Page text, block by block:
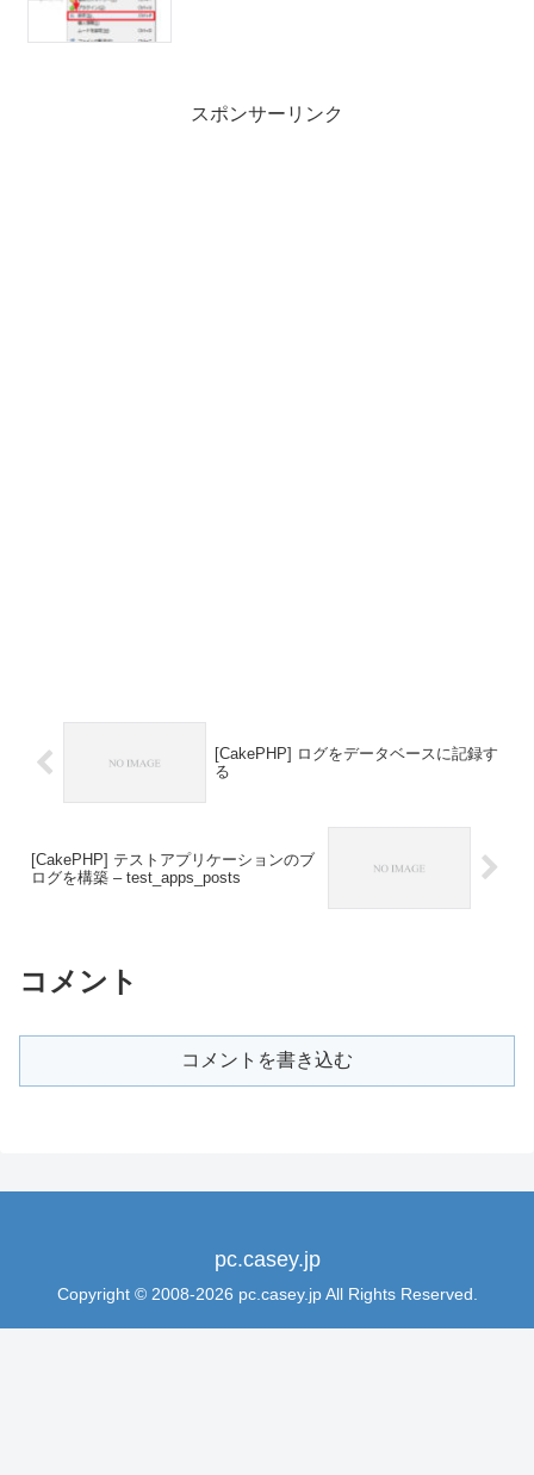
スポンサーリンク
[CakePHP] ログをデータベースに記録す
る
[CakePHP] テストアプリケーションのブ
ログを構築 – test_apps_posts
コメント
コメントを書き込む
pc.casey.jp
Copyright © 2008-2026 pc.casey.jp All Rights Reserved.